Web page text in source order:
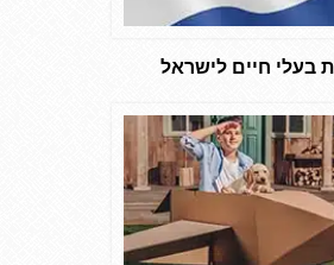
בעלי חיים לישראל